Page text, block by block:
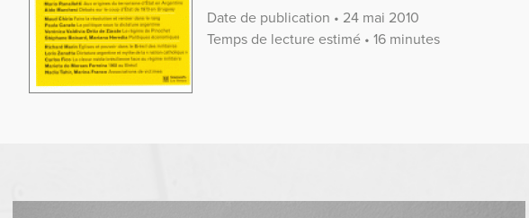
Date de publication • 24 mai 2010
Temps de lecture estimé • 16 minutes